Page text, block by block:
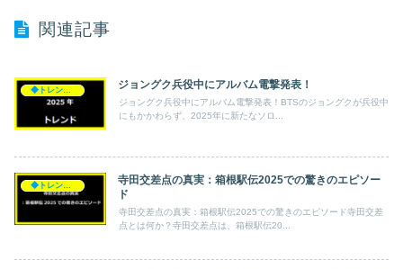
関連記事
ジョングク兵役中にアルバム電撃発表！
ジョングク兵役中にアルバム電撃発表！BTSのジョングクが兵役中
にもかかわらず、2025年に新たなソロ...
寺田交差点の真実：箱根駅伝2025での驚きのエピソー
ド
寺田交差点の真実：箱根駅伝2025での驚きのエピソード寺田交差
点とは何か？寺田交差点は、箱根駅伝20...